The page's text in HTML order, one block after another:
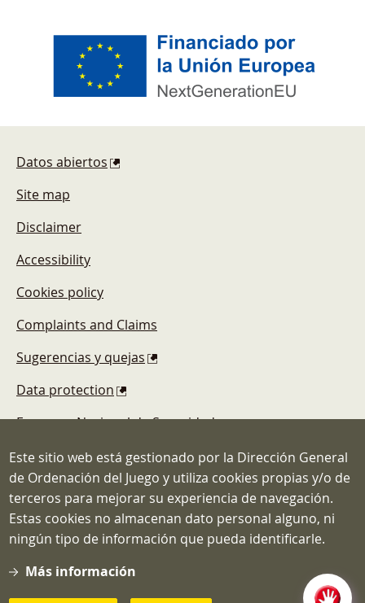
Datos abiertos
Site map
Disclaimer
Accessibility
Cookies policy
Complaints and Claims
Sugerencias y quejas
Data protection
Esquema Nacional de Seguridad
Dirección General de Ordenación del
Juego
Teléfono: 91.571.40.80
Correo: info@ordenacionjuego.gob.es
Este sitio web está gestionado por la Dirección General
de Ordenación del Juego y utiliza cookies propias y/o de
terceros para mejorar su experiencia de navegación.
Estas cookies no almacenan dato personal alguno, ni
ningún tipo de información que pueda identificarle.
Más información